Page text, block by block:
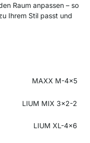
Raum anpassen – so
Ihrem Stil passt und
MAXX M-4x5
LIUM MIX 3x2-2
LIUM XL-4x6